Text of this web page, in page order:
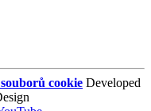
cookie Developed